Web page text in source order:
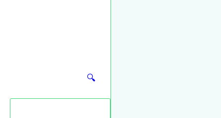
🔍